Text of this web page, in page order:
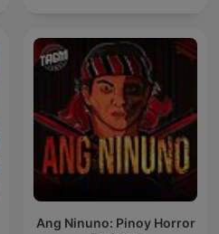
Ang Ninuno: Pinoy Horror